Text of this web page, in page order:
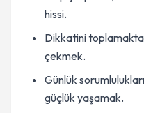
hissi.
Dikkatini
çekmek.
Günlük
güçlük yaşamak.